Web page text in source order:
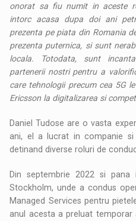
onorat sa fiu numit in aceste
intorc acasa dupa doi ani
prezenta pe piata din Romania
prezenta puternica, si sunt
locala. Totodata, sunt
partenerii nostri pentru a
care tehnologii precum cea 5G
Ericsson la digitalizarea si
Daniel Tudose are o vasta
ani, el a lucrat in companie si
detinand diverse roluri de
Din septembrie 2022 si
Stockholm, unde a condus
Managed Services pentru
anul acesta a preluat temporar